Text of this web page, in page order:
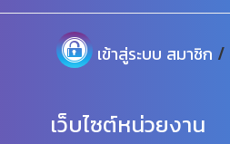
เข้าสู่ระบบ สมาชิก /
เว็บไซต์หน่วยงาน